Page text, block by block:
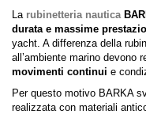
La rubinetteria nautica
durata e massime
yacht. A differenza della
all’ambiente marino devono
movimenti continui e
Per questo motivo BARKA
realizzata con materiali